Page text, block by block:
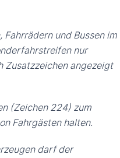
Fahrrädern und Bussen im
nur
Zusatzzeichen angezeigt
(Zeichen 224) zum
Fahrgästen halten.
darf der